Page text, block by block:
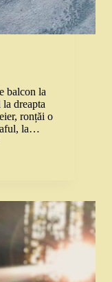
balcon la
dreapta
ronțăi o
la…